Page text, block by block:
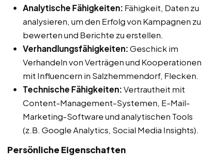
Analytische Fähigkeiten: Fähigkeit, Daten zu
analysieren, um den Erfolg von Kampagnen zu
bewerten und Berichte zu erstellen.
Verhandlungsfähigkeiten:Geschick im
Verhandeln von Verträgen und Kooperationen
mit Influencern in Salzhemmendorf, Flecken.
Technische Fähigkeiten:Vertrautheit mit
Content-Management-Systemen, E-Mail-
Marketing-Software und analytischen Tools
(z.B. Google Analytics, Social Media Insights).
Persönliche Eigenschaften